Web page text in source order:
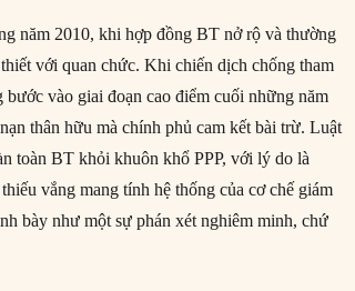
năm 2010, khi hợp đồng BT nở rộ và thường
với quan chức. Khi chiến dịch chống tham
vào giai đoạn cao điểm cuối những năm
thân hữu mà chính phủ cam kết bài trừ. Luật
toàn BT khỏi khuôn khổ PPP, với lý do là
vắng mang tính hệ thống của cơ chế giám
bày như một sự phán xét nghiêm minh, chứ